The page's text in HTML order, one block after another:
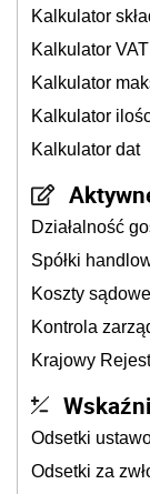
Kalkulator
Kalkulator VAT
Kalkulator
Kalkulator
Kalkulator dat
Działalność
Spółki
Koszty sądowe
Kontrola
Krajowy
Odsetki
Odsetki za